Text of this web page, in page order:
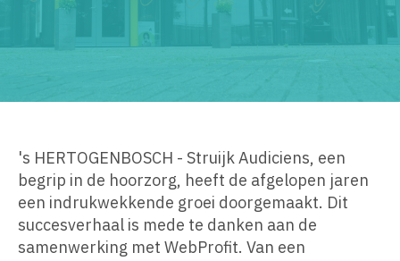
's HERTOGENBOSCH - Struijk Audiciens, een
begrip in de hoorzorg, heeft de afgelopen jaren
een indrukwekkende groei doorgemaakt. Dit
succesverhaal is mede te danken aan de
samenwerking met WebProfit. Van een